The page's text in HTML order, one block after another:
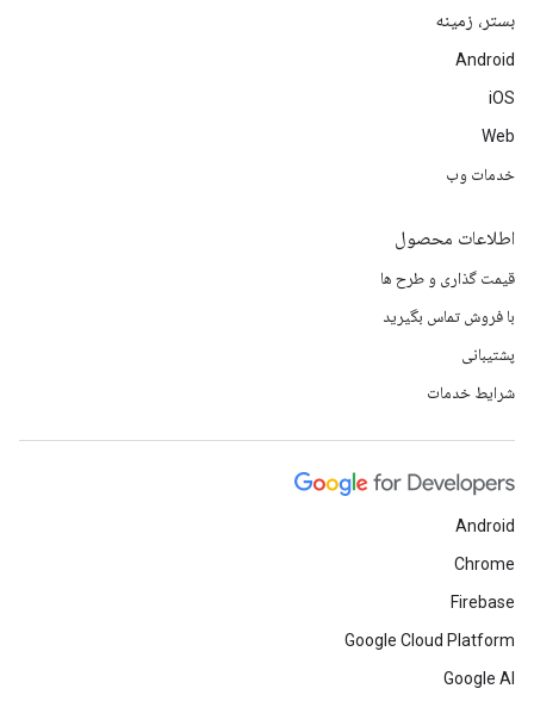
بستر، زمینه
Android
iOS
Web
خدمات وب
اطلاعات محصول
قیمت گذاری و طرح ها
با فروش تماس بگیرید
پشتیبانی
شرایط خدمات
Android
Chrome
Firebase
Google Cloud Platform
Google AI